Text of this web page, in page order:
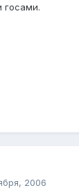
госами.
2006